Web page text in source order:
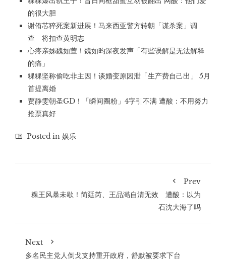
的很大胆
谢侑芯猝死案新进展！马来西亚警方转朝「谋杀案」调
查 将扣查黄明志
心疼亲姊魏如萱！魏如昀深夜发声「有些误解是无法解释
的痛」
粿粿坚称偷吃非主因！谈婚变原因泄「生产费自己出」 5月
首提离婚
贾静雯朝圣GD！「瞬间圈粉」4字引不满 遭酸：不用努力
抢票真好
Posted in 娱乐
Prev
粿王风暴未歇！简廷芮、王品澔自清无效 遭酸：以为
石沈大海了吗
Next
多名民主党人倒戈支持重开政府，舒默被要求下台